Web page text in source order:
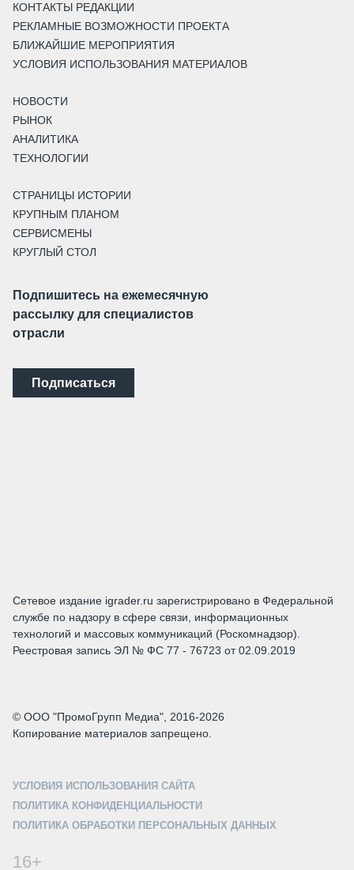
КОНТАКТЫ РЕДАКЦИИ
РЕКЛАМНЫЕ ВОЗМОЖНОСТИ ПРОЕКТА
БЛИЖАЙШИЕ МЕРОПРИЯТИЯ
УСЛОВИЯ ИСПОЛЬЗОВАНИЯ МАТЕРИАЛОВ
НОВОСТИ
РЫНОК
АНАЛИТИКА
ТЕХНОЛОГИИ
СТРАНИЦЫ ИСТОРИИ
КРУПНЫМ ПЛАНОМ
СЕРВИСМЕНЫ
КРУГЛЫЙ СТОЛ
Подпишитесь на ежемесячную
рассылку для специалистов
отрасли
Подписаться
Сетевое издание igrader.ru зарегистрировано в Федеральной
службе по надзору в сфере связи, информационных
технологий и массовых коммуникаций (Роскомнадзор).
Реестровая запись ЭЛ № ФС 77 - 76723 от 02.09.2019
© ООО "ПромоГрупп Медиа", 2016-2026
Копирование материалов запрещено.
УСЛОВИЯ ИСПОЛЬЗОВАНИЯ САЙТА
ПОЛИТИКА КОНФИДЕНЦИАЛЬНОСТИ
ПОЛИТИКА ОБРАБОТКИ ПЕРСОНАЛЬНЫХ ДАННЫХ
16+